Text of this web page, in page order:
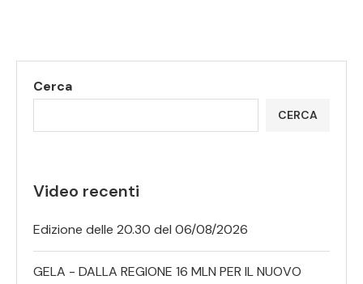
Cerca
CERCA
Video recenti
Edizione delle 20.30 del 06/08/2026
GELA - DALLA REGIONE 16 MLN PER IL NUOVO